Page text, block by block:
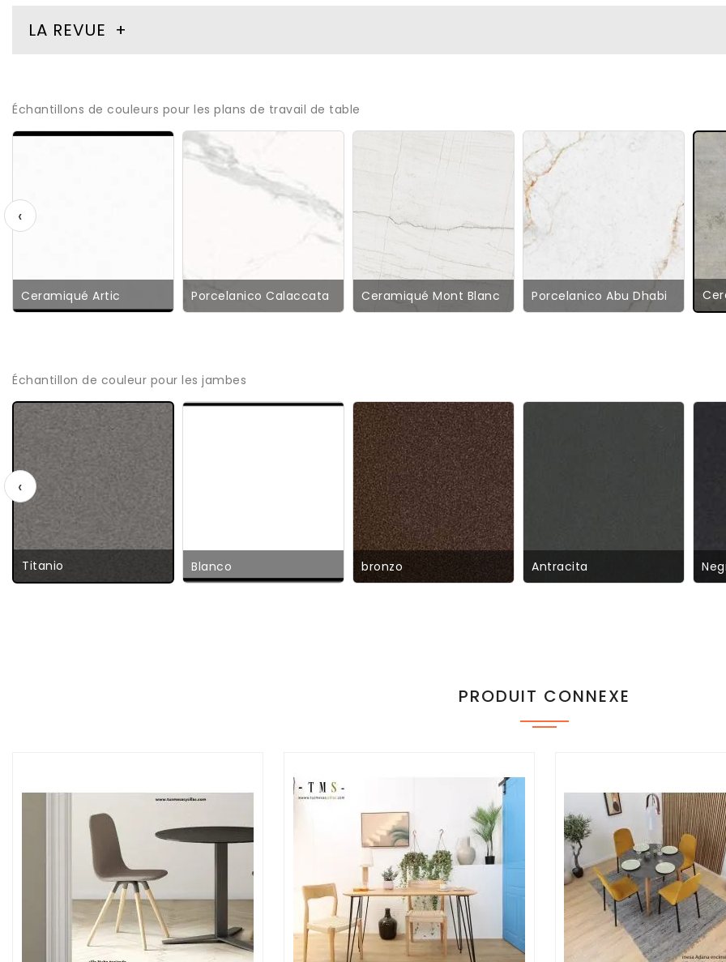
LA REVUE
Échantillons de couleurs pour les plans de travail de table
Ceramiqué Artic Porcelanico Calaccata Ceramiqué Mont Blanc Porcelanico Abu Dhabi
‹
Échantillon de couleur pour les jambes
Titanio Blanco bronzo Antracita
‹
PRODUIT CONNEXE